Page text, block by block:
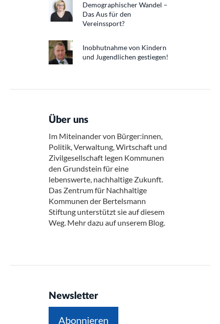
Demographischer Wandel –
Das Aus für den
Vereinssport?
Inobhutnahme von Kindern
und Jugendlichen gestiegen!
Über uns
Im Miteinander von Bürger:innen,
Politik, Verwaltung, Wirtschaft und
Zivilgesellschaft legen Kommunen
den Grundstein für eine
lebenswerte, nachhaltige Zukunft.
Das Zentrum für Nachhaltige
Kommunen der Bertelsmann
Stiftung unterstützt sie auf diesem
Weg. Mehr dazu auf unserem Blog.
Newsletter
Abonnieren